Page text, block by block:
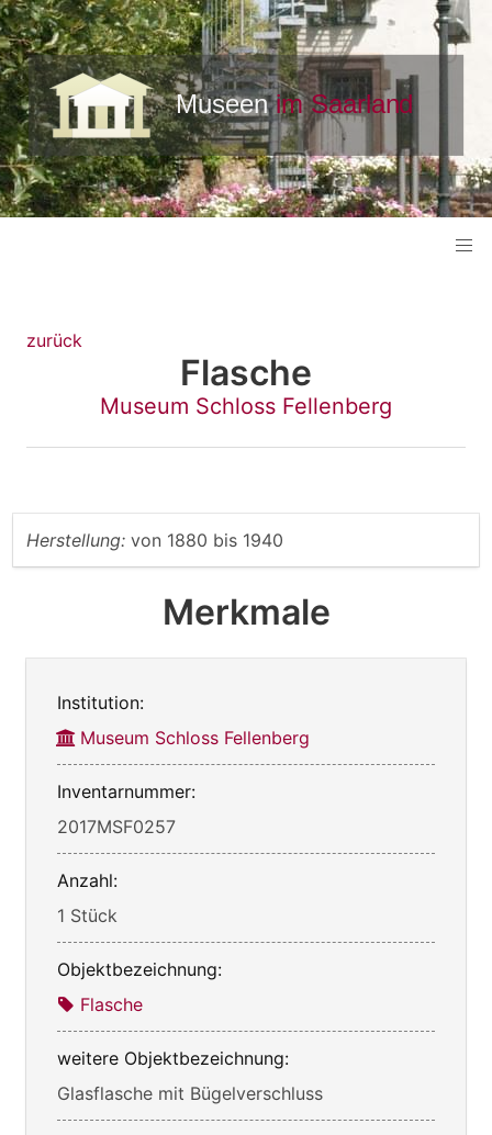
zurück
Flasche
Museum Schloss Fellenberg
Herstellung: von 1880 bis 1940
Merkmale
Institution:
Museum Schloss Fellenberg
Inventarnummer:
2017MSF0257
Anzahl:
1 Stück
Objektbezeichnung:
Flasche
weitere Objektbezeichnung:
Glasflasche mit Bügelverschluss